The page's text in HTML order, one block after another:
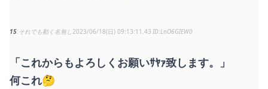
15 それでも動く名無し2023/06/18(日) 09:13:11.43 LnO6GIEW0
「これからもよろしくお願いｻﾔｧ致します。」
何これ🤔